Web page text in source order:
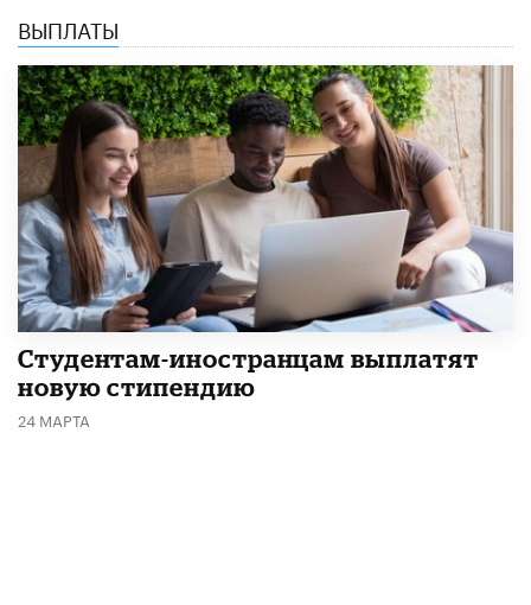
ВЫПЛАТЫ
Студентам-иностранцам выплатят
новую стипендию
24 МАРТА